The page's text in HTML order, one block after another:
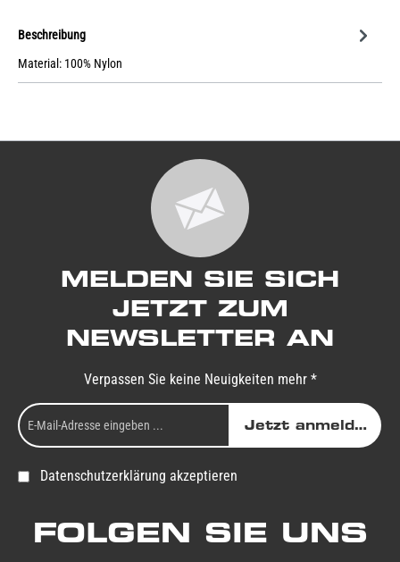
Beschreibung
Material: 100% Nylon
MELDEN SIE SICH
JETZT ZUM
NEWSLETTER AN
Verpassen Sie keine Neuigkeiten mehr *
Jetzt anmelden
Datenschutzerklärung akzeptieren
FOLGEN SIE UNS